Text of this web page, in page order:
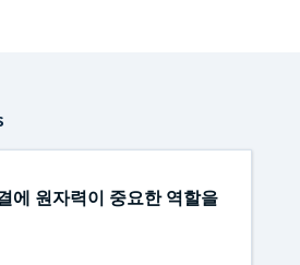
에 원자력이 중요한 역할을